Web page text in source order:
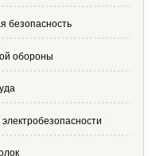
безопасность
обороны